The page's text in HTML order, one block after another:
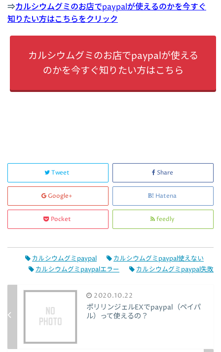
⇒カルシウムグミのお店でpaypalが使えるのかを今すぐ
知りたい方はこちらをクリック
カルシウムグミのお店でpaypalが使える
のかを今すぐ知りたい方はこちら
Tweet Share
Google+ Hatena
Pocket feedly
カルシウムグミpaypal
カルシウムグミpaypal使えない
カルシウムグミpaypalエラー
カルシウムグミpaypal失敗
2020.10.22
ポリリンジェルEXでpaypal（ペイパ
ル）って使えるの？